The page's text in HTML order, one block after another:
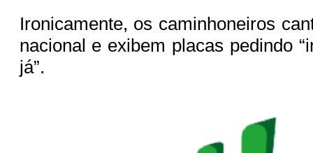
Ironicamente, os caminhoneiros
nacional e exibem placas pedindo
já”.